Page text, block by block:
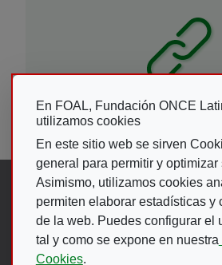
En FOAL, Fundación ONCE
utilizamos cookies
En este sitio web se sirven
general para permitir y optimizar
Asimismo, utilizamos cookies
permiten elaborar estadísticas y
de la web. Puedes configurar el
tal y como se expone en nuestra
Cookies.
ENLACES DE
Síguenos
Abre enAbre en
(Abre en